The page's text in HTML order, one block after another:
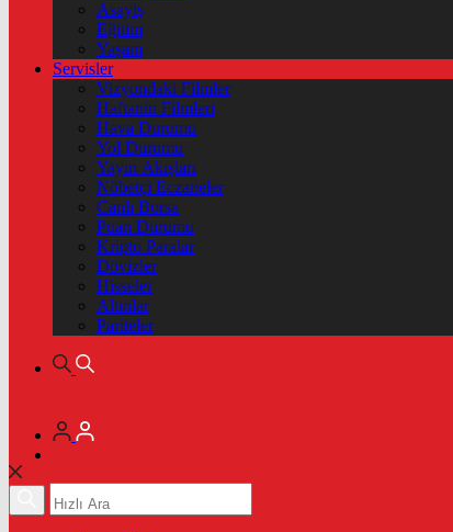
Asayiş
Eğitim
Yaşam
Servisler
Vizyondaki Filmler
Haftanin Filmleri
Hava Durumu
Yol Durumu
Yayın Akışları
Nöbetçi Eczaneler
Canlı Borsa
Puan Durumu
Kripto Paralar
Dövizler
Hisseler
Altınlar
Pariteler